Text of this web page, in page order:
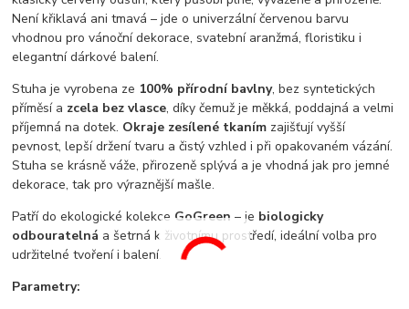
Není křiklavá ani tmavá – jde o univerzální červenou barvu
vhodnou pro vánoční dekorace, svatební aranžmá, floristiku i
elegantní dárkové balení.
Stuha je vyrobena ze 100% přírodní bavlny, bez syntetických
příměsí a zcela bez vlasce, díky čemuž je měkká, poddajná a velmi
příjemná na dotek. Okraje zesílené tkaním zajišťují vyšší
pevnost, lepší držení tvaru a čistý vzhled i při opakovaném vázání.
Stuha se krásně váže, přirozeně splývá a je vhodná jak pro jemné
dekorace, tak pro výraznější mašle.
Patří do ekologické kolekce GoGreen – je biologicky
odbouratelná a šetrná k životnímu prostředí, ideální volba pro
udržitelné tvoření i balení.
Parametry: